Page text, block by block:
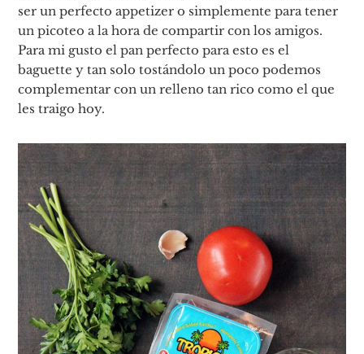
ser un perfecto appetizer o simplemente para tener
un picoteo a la hora de compartir con los amigos.
Para mi gusto el pan perfecto para esto es el
baguette y tan solo tostándolo un poco podemos
complementar con un relleno tan rico como el que
les traigo hoy.